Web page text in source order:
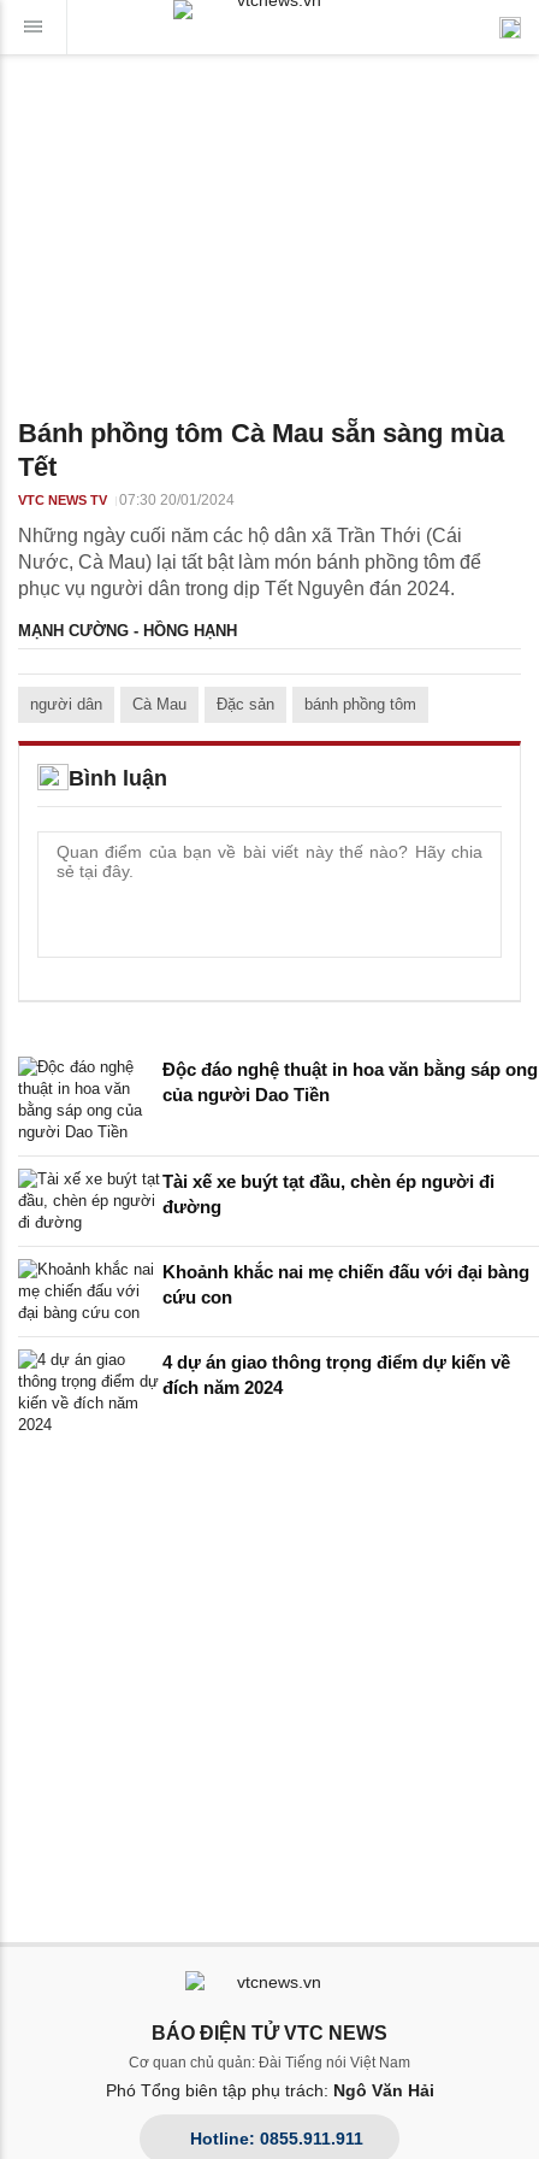
Bánh phồng tôm Cà Mau sẵn sàng mùa
Tết
VTC NEWS TV 07:30 20/01/2024
Những ngày cuối năm các hộ dân xã Trần Thới (Cái
Nước, Cà Mau) lại tất bật làm món bánh phồng tôm để
phục vụ người dân trong dịp Tết Nguyên đán 2024.
MẠNH CƯỜNG - HỒNG HẠNH
người dân Cà Mau Đặc sản bánh phồng tôm
Bình luận
Độc đáo nghệ thuật in hoa văn bằng sáp ong
của người Dao Tiền
Tài xế xe buýt tạt đầu, chèn ép người đi
đường
Khoảnh khắc nai mẹ chiến đấu với đại bàng
cứu con
4 dự án giao thông trọng điểm dự kiến về
đích năm 2024
BÁO ĐIỆN TỬ VTC NEWS
Cơ quan chủ quản: Đài Tiếng nói Việt Nam
Phó Tổng biên tập phụ trách: Ngô Văn Hải
Hotline: 0855.911.911